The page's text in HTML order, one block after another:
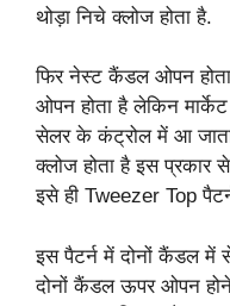
थोड़ा निचे क्लोज होता है.
फिर नेस्ट कैंडल ओपन
ओपन होता है लेकिन
सेलर के कंट्रोल में आ
क्लोज होता है इस प्रकार
इसे ही Tweezer Top
इस पैटर्न में दोनों कैंडल
दोनों कैंडल ऊपर ओपन